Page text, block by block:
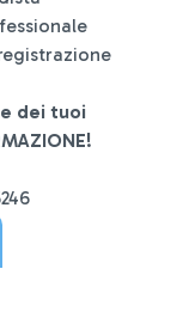
dei tuoi